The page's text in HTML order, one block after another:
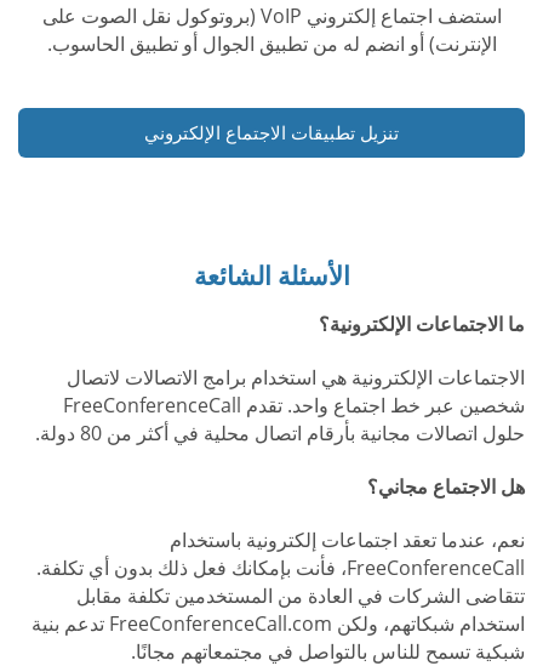
استضف اجتماع إلكتروني VoIP (بروتوكول نقل الصوت على
الإنترنت) أو انضم له من تطبيق الجوال أو تطبيق الحاسوب.
تنزيل تطبيقات الاجتماع الإلكتروني
الأسئلة الشائعة
ما الاجتماعات الإلكترونية؟
الاجتماعات الإلكترونية هي استخدام برامج الاتصالات لاتصال
شخصين عبر خط اجتماع واحد. تقدم FreeConferenceCall
حلول اتصالات مجانية بأرقام اتصال محلية في أكثر من 80 دولة.
هل الاجتماع مجاني؟
نعم، عندما تعقد اجتماعات إلكترونية باستخدام
FreeConferenceCall، فأنت بإمكانك فعل ذلك بدون أي تكلفة.
تتقاضى الشركات في العادة من المستخدمين تكلفة مقابل
استخدام شبكاتهم، ولكن FreeConferenceCall.com تدعم بنية
شبكية تسمح للناس بالتواصل في مجتمعاتهم مجانًا.